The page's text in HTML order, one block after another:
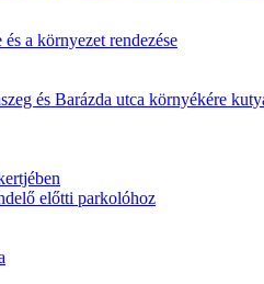
a környezet rendezése
és Barázda utca környékére
előtti parkolóhoz